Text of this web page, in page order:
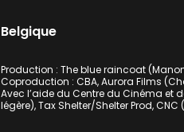
Belgique
Production : The blue raincoat
Coproduction : CBA, Aurora Films
Avec l’aide du Centre du Cinéma et
légère), Tax Shelter/Shelter Prod,